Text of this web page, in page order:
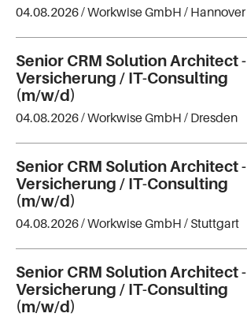
04.08.2026 /Workwise GmbH / Hannover
Senior CRM Solution Architect -
Versicherung / IT-Consulting
(m/w/d)
04.08.2026 /Workwise GmbH / Dresden
Senior CRM Solution Architect -
Versicherung / IT-Consulting
(m/w/d)
04.08.2026 /Workwise GmbH / Stuttgart
Senior CRM Solution Architect -
Versicherung / IT-Consulting
(m/w/d)